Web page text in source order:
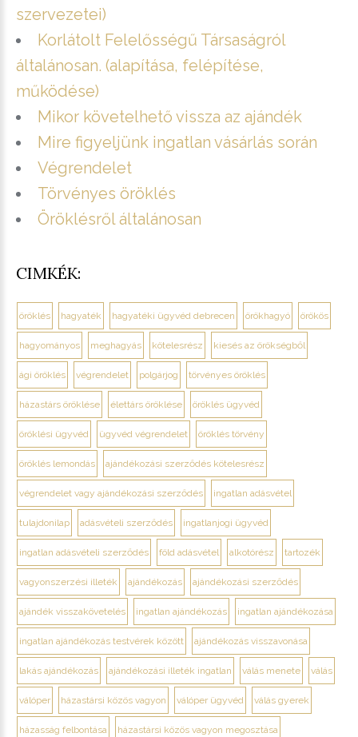
szervezetei)
Korlátolt Felelősségű Társaságról
általánosan. (alapítása, felépítése,
működése)
Mikor követelhető vissza az ajándék
Mire figyeljünk ingatlan vásárlás során
Végrendelet
Törvényes öröklés
Öröklésről általánosan
CIMKÉK:
öröklés hagyaték hagyatéki ügyvéd debrecen örökhagyó örökös
hagyományos meghagyás kötelesrész kiesés az örökségből
ági öröklés végrendelet polgárjog törvényes öröklés
házastárs öröklése élettárs öröklése öröklés ügyvéd
öröklési ügyvéd ügyvéd végrendelet öröklés törvény
öröklés lemondás ajándékozási szerződés kötelesrész
végrendelet vagy ajándékozási szerződés ingatlan adásvétel
tulajdonilap adásvételi szerződés ingatlanjogi ügyvéd
ingatlan adásvételi szerződés föld adásvétel alkotórész tartozék
vagyonszerzési illeték ajándékozás ajándékozási szerződés
ajándék visszakövetelés ingatlan ajándékozás ingatlan ajándékozása
ingatlan ajándékozás testvérek között ajándékozás visszavonása
lakás ajándékozás ajándékozási illeték ingatlan válás menete válás
válóper házastársi közös vagyon válóper ügyvéd válás gyerek
házasság felbontása házastársi közös vagyon megosztása